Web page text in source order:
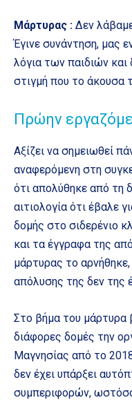
Μάρτυρας : Δεν
Έγινε συνάντηση, μας
λόγια των παιδιών και
στιγμή που το άκουσα
Πρώην
Αξίζει να σημειωθεί
αναφερόμενη στη
ότι απολύθηκε από τη
αιτιολογία ότι έβαλε
δομής στο σιδερένιο
και τα έγγραφα της
μάρτυρας το
απόλυσης της δεν της
Στο βήμα του μάρτυρα
διάφορες δομές την
Μαγνησίας από το
δεν έχει υπάρξει
συμπεριφορών, ωστόσο